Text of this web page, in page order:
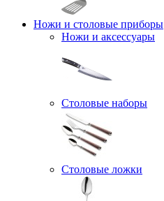
Ножи и столовые приборы
Ножи и аксессуары
Столовые наборы
Столовые ложки